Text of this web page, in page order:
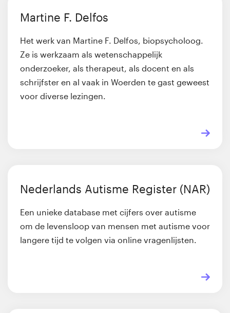
Martine F. Delfos
Het werk van Martine F. Delfos, biopsycholoog.
Ze is werkzaam als wetenschappelijk
onderzoeker, als therapeut, als docent en als
schrijfster en al vaak in Woerden te gast geweest
voor diverse lezingen.
Nederlands Autisme Register (NAR)
Een unieke database met cijfers over autisme
om de levensloop van mensen met autisme voor
langere tijd te volgen via online vragenlijsten.